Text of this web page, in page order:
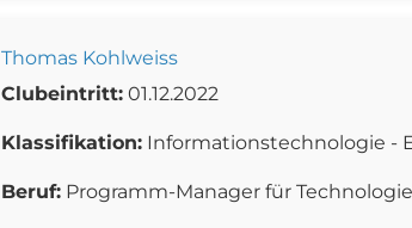
Thomas Kohlweiss
Clubeintritt: 01.12.2022
Klassifikation: Informationstechnologie -
Beruf: Programm-Manager für